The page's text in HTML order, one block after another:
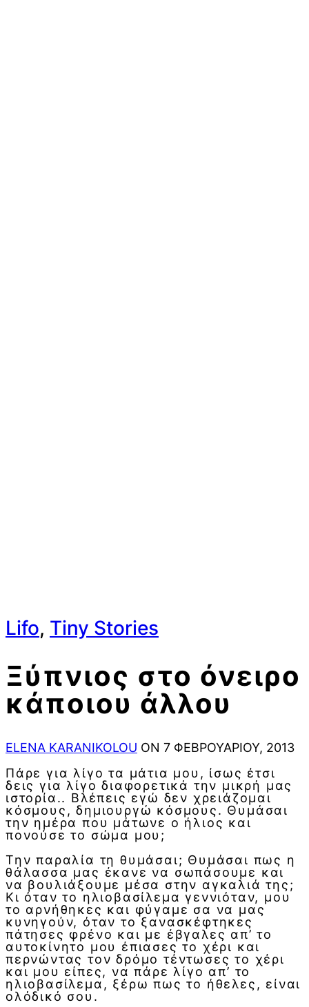
Lifo, Tiny Stories
Ξύπνιος στο όνειρο
κάποιου άλλου
ELENA KARANIKOLOU ON 7 ΦΕΒΡΟΥΑΡΊΟΥ, 2013
Πάρε για λίγο τα μάτια μου, ίσως έτσι
δεις για λίγο διαφορετικά την μικρή μας
ιστορία.. Βλέπεις εγώ δεν χρειάζομαι
κόσμους, δημιουργώ κόσμους. Θυμάσαι
την ημέρα που μάτωνε ο ήλιος και
πονούσε το σώμα μου;
Την παραλία τη θυμάσαι; Θυμάσαι πως η
θάλασσα μας έκανε να σωπάσουμε και
να βουλιάξουμε μέσα στην αγκαλιά της;
Κι όταν το ηλιοβασίλεμα γεννιόταν, μου
το αρνήθηκες και φύγαμε σα να μας
κυνηγούν, όταν το ξανασκέφτηκες
πάτησες φρένο και με έβγαλες απ’ το
αυτοκίνητο μου έπιασες το χέρι και
περνώντας τον δρόμο τέντωσες το χέρι
και μου είπες, να πάρε λίγο απ’ το
ηλιοβασίλεμα, ξέρω πως το ήθελες, είναι
ολόδικό σου.